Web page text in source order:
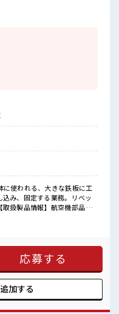
に使われる、大きな鉄板に工
み、固定する業務。リベッ
扱製品情報】航空機部品 ■
の経験を活かしませんか？
す♪ ≪動きやすい制服アリ≫
悩み解消♪ ≪収入アップを目
！ ■職場の雰囲気
スマホチェック♪ 職場にはロ
は注意が必要ですね★ 残業が
もオススメ！
応募する
追加する